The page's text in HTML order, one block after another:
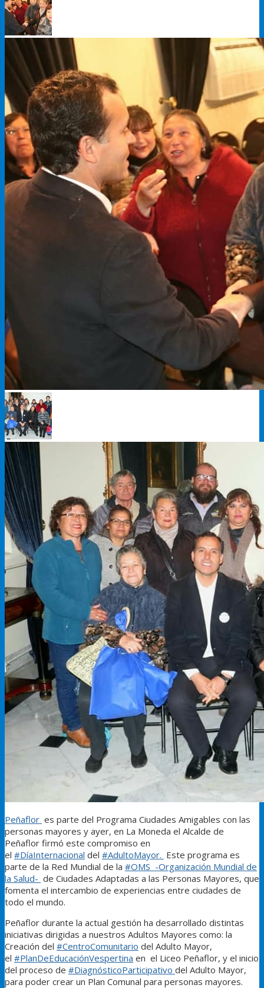
Peñaflor es parte del Programa Ciudades Amigables con las
personas mayores y ayer, en La Moneda el Alcalde de
Peñaflor firmó este compromiso en
el #DíaInternacional del #AdultoMayor. Este programa es
parte de la Red Mundial de la #OMS -Organización Mundial de
la Salud- de Ciudades Adaptadas a las Personas Mayores, que
fomenta el intercambio de experiencias entre ciudades de
todo el mundo.
Peñaflor durante la actual gestión ha desarrollado distintas
iniciativas dirigidas a nuestros Adultos Mayores como: la
Creación del #CentroComunitario del Adulto Mayor,
el #PlanDeEducaciónVespertina en el Liceo Peñaflor, y el inicio
del proceso de #DiagnósticoParticipativo del Adulto Mayor,
para poder crear un Plan Comunal para personas mayores.